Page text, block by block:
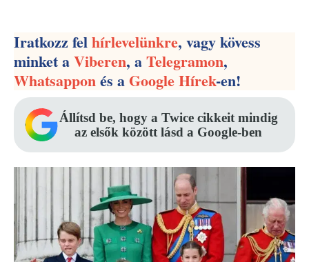
Iratkozz felhírlevelünkre, vagy kövess
minket aViberen, aTelegramon,
Whatsapponés aGoogle Hírek-en!
Állítsd be, hogy a Twice cikkeit mindig
az elsők között lásd a Google-ben